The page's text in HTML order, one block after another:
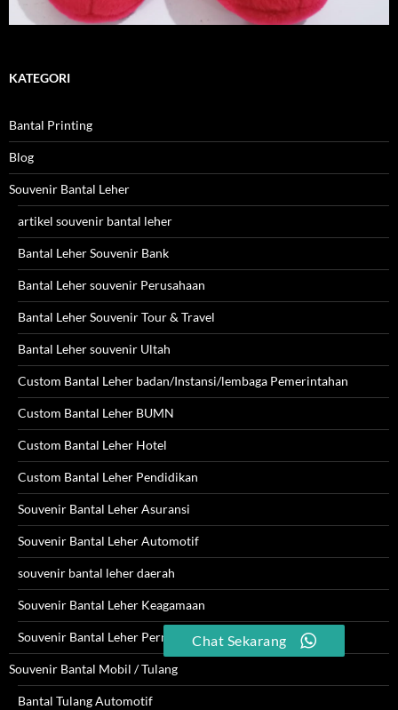
KATEGORI
Bantal Printing
Blog
Souvenir Bantal Leher
artikel souvenir bantal leher
Bantal Leher Souvenir Bank
Bantal Leher souvenir Perusahaan
Bantal Leher Souvenir Tour & Travel
Bantal Leher souvenir Ultah
Custom Bantal Leher badan/Instansi/lembaga Pemerintahan
Custom Bantal Leher BUMN
Custom Bantal Leher Hotel
Custom Bantal Leher Pendidikan
Souvenir Bantal Leher Asuransi
Souvenir Bantal Leher Automotif
souvenir bantal leher daerah
Souvenir Bantal Leher Keagamaan
Souvenir Bantal Leher Pernikahan
Souvenir Bantal Mobil / Tulang
Bantal Tulang Automotif
Chat Sekarang